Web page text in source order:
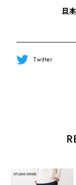
日
Twitter